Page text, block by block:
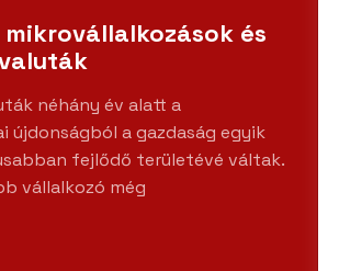
mikrovállalkozások és
néhány év alatt a
újdonságból a gazdaság egyik
fejlődő területévé váltak.
vállalkozó még